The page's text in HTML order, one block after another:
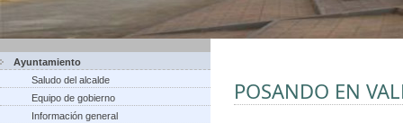
Ayuntamiento
Saludo del alcalde
Equipo de gobierno
Información general
POSANDO EN